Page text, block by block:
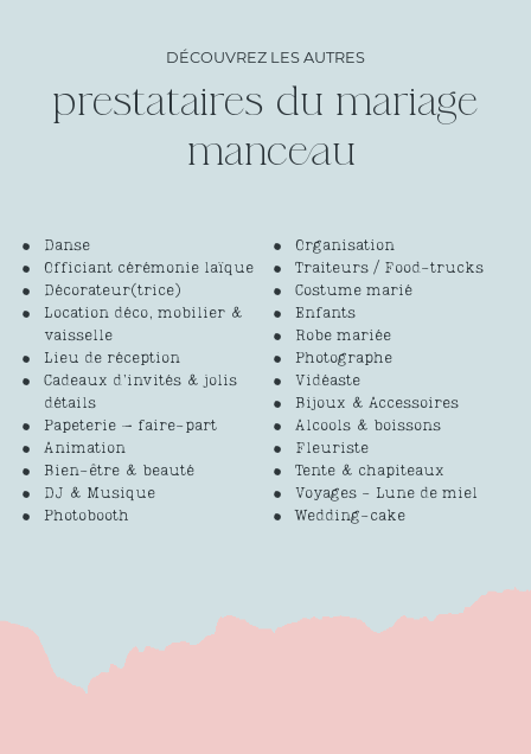
DÉCOUVREZ LES AUTRES
prestataires du mariage
Danse
Officiant cérémonie laïque
Décorateur(trice)
Location déco, mobilier &
vaisselle
Lieu de réception
Cadeaux d’invités & jolis
détails
Papeterie – faire-part
Animation
Bien-être & beauté
DJ & Musique
Photobooth
Organisation
Traiteurs / Food-trucks
Costume marié
Enfants
Robe mariée
Photographe
Vidéaste
Bijoux & Accessoires
Alcools & boissons
Fleuriste
Tente & chapiteaux
Voyages - Lune de miel
Wedding-cake